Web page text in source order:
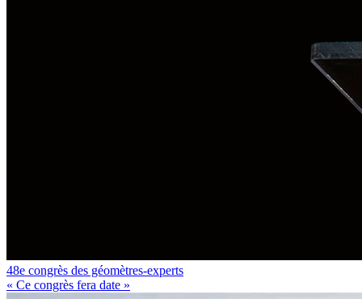
48e congrès des géomètres-experts
« Ce congrès fera date »